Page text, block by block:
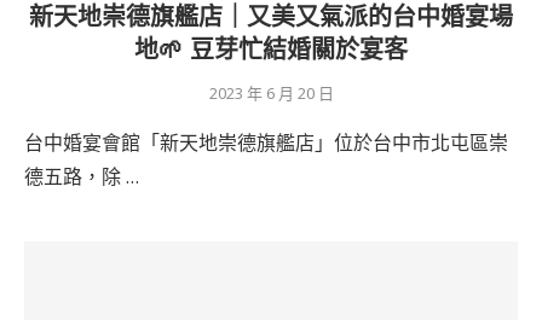
新天地崇德旗艦店｜又美又氣派的台中婚宴場
地🌱 豆芽忙結婚關於宴客
2023 年 6 月 20 日
台中婚宴會館「新天地崇德旗艦店」位於台中市北屯區崇
德五路，除 …